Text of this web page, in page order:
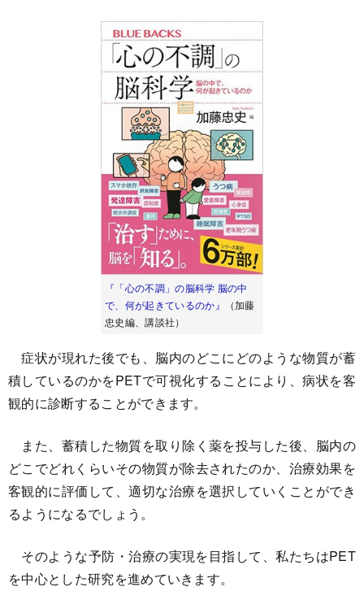
『「心の不調」の脳科学 脳の中
で、何が起きているのか』
（加藤
忠史編、講談社）
症状が現れた後でも、脳内のどこにどのような物質が蓄
積しているのかをPETで可視化することにより、病状を客
観的に診断することができます。
また、蓄積した物質を取り除く薬を投与した後、脳内の
どこでどれくらいその物質が除去されたのか、治療効果を
客観的に評価して、適切な治療を選択していくことができ
るようになるでしょう。
そのような予防・治療の実現を目指して、私たちはPET
を中心とした研究を進めていきます。